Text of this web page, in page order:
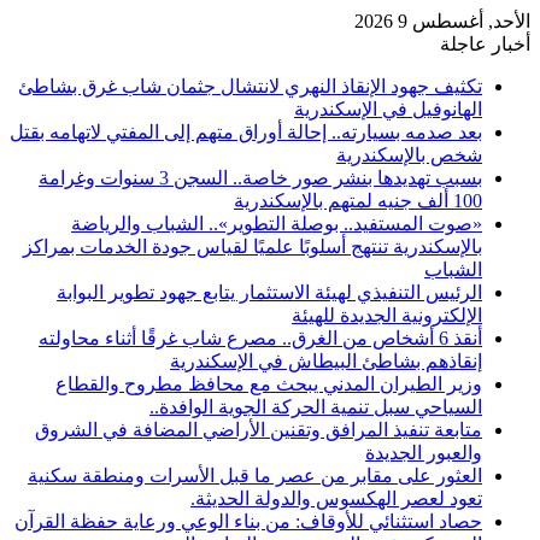
الأحد, أغسطس 9 2026
أخبار عاجلة
تكثيف جهود الإنقاذ النهري لانتشال جثمان شاب غرق بشاطئ
الهانوفيل في الإسكندرية
بعد صدمه بسيارته.. إحالة أوراق متهم إلى المفتي لاتهامه بقتل
شخص بالإسكندرية
بسبب تهديدها بنشر صور خاصة.. السجن 3 سنوات وغرامة
100 ألف جنيه لمتهم بالإسكندرية
«صوت المستفيد.. بوصلة التطوير».. الشباب والرياضة
بالإسكندرية تنتهج أسلوبًا علميًا لقياس جودة الخدمات بمراكز
الشباب
الرئيس التنفيذي لهيئة الاستثمار يتابع جهود تطوير البوابة
الإلكترونية الجديدة للهيئة
أنقذ 6 أشخاص من الغرق.. مصرع شاب غرقًا أثناء محاولته
إنقاذهم بشاطئ البيطاش في الإسكندرية
وزير الطيران المدني يبحث مع محافظ مطروح والقطاع
السياحي سبل تنمية الحركة الجوية الوافدة..
متابعة تنفيذ المرافق وتقنين الأراضي المضافة في الشروق
والعبور الجديدة
العثور على مقابر من عصر ما قبل الأسرات ومنطقة سكنية
تعود لعصر الهكسوس والدولة الحديثة.
حصاد استثنائي للأوقاف: من بناء الوعي ورعاية حفظة القرآن